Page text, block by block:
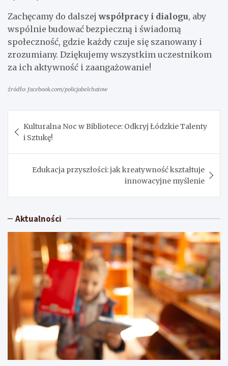
Zachęcamy do dalszejwspółpracy i dialogu, aby
wspólnie budować bezpieczną i świadomą
społeczność, gdzie każdy czuje się szanowany i
zrozumiany. Dziękujemy wszystkim uczestnikom
za ich aktywność i zaangażowanie!
źródło: facebook.com/policjabelchatow
wpisu
Kulturalna Noc w Bibliotece: Odkryj Łódzkie Talenty
i Sztukę!
Edukacja przyszłości: jak kreatywność kształtuje
innowacyjne myślenie
Aktualności